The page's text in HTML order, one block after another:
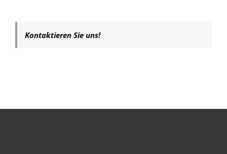
Kontaktieren Sie uns!